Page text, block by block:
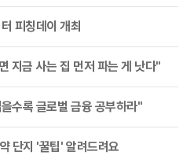
피칭데이 개최
지금 사는 집 먼저 파는 게 낫다"
수록 글로벌 금융 공부하라"
단지 '꿀팁' 알려드려요